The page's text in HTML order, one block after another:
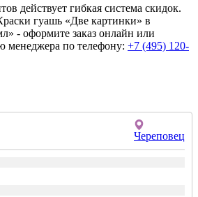
действует гибкая система скидок.
гуашь «Две картинки» в
- оформите заказ онлайн или
менеджера по телефону: +7 (495) 120-
Череповец